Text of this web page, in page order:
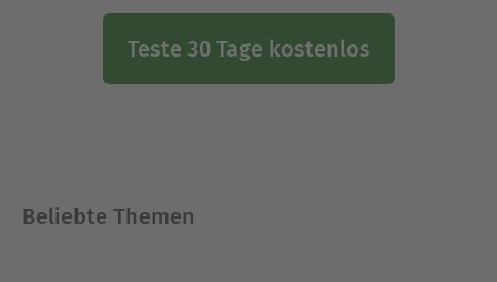
Teste 30 Tage kostenlos
Beliebte Themen